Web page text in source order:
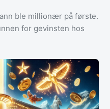
ble millionær på første.
for gevinsten hos